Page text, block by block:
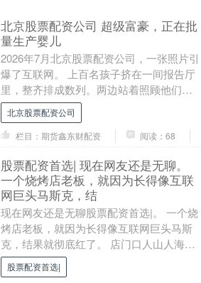
北京股票配资公司 超级富豪，正在批
量生产婴儿
2026年7月北京股票配资公司，一张照片引
爆了互联网。 上百名孩子挤在一间报告厅
里，整齐排成数列。两边站着照顾他们的
阿姨，前方拉着一条横幅。照片由多益网
络官方微....
北京股票配资公司
栏目：期货鑫东财配资
阅读：68
股票配资首选| 现在网友还是无聊。
一个烧烤店老板，就因为长得像互联
网巨头马斯克，结
现在网友还是无聊股票配资首选|。 一个烧
烤店老板，就因为长得像互联网巨头马斯
克，结果就彻底红了。 店门口人山人海，
全是网红，过来拍照打卡和直播的。 而这
老板也是....
股票配资首选|